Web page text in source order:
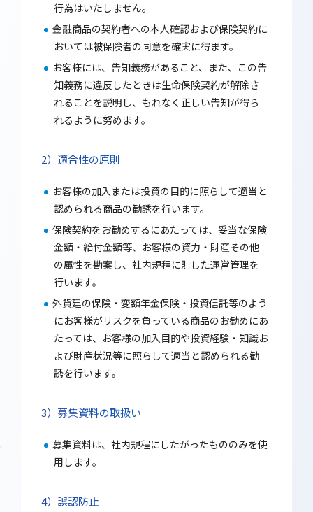
行為はいたしません。
金融商品の契約者への本人確認および保険契約に
おいては被保険者の同意を確実に得ます。
お客様には、告知義務があること、また、この告
知義務に違反したときは生命保険契約が解除さ
れることを説明し、もれなく正しい告知が得ら
れるように努めます。
適合性の原則
お客様の加入または投資の目的に照らして適当と
認められる商品の勧誘を行います。
保険契約をお勧めするにあたっては、妥当な保険
金額・給付金額等、お客様の資力・財産その他
の属性を勘案し、社内規程に則した運営管理を
行います。
外貨建の保険・変額年金保険・投資信託等のよう
にお客様がリスクを負っている商品のお勧めにあ
たっては、お客様の加入目的や投資経験・知識お
よび財産状況等に照らして適当と認められる勧
誘を行います。
募集資料の取扱い
募集資料は、社内規程にしたがったもののみを使
用します。
誤認防止